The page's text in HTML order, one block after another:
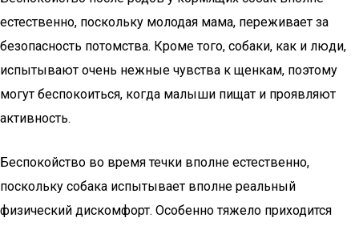
естественно, поскольку молодая мама, переживает за
безопасность потомства. Кроме того, собаки, как и люди,
испытывают очень нежные чувства к щенкам, поэтому
могут беспокоиться, когда малыши пищат и проявляют
активность.
Беспокойство во время течки вполне естественно,
поскольку собака испытывает вполне реальный
физический дискомфорт. Особенно тяжело приходится